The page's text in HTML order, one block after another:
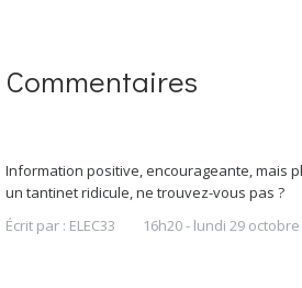
Commentaires
Information positive, encourageante, mais
un tantinet ridicule, ne trouvez-vous pas ?
Écrit par : ELEC33 16h20- lundi 29 octobre